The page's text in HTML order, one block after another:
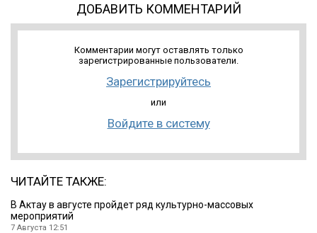
ДОБАВИТЬ КОММЕНТАРИЙ
Комментарии могут оставлять только
зарегистрированные пользователи.
Зарегистрируйтесь
или
Войдите в систему
ЧИТАЙТЕ ТАКЖЕ:
В Актау в августе пройдет ряд культурно-массовых
мероприятий
7 Августа 12:51